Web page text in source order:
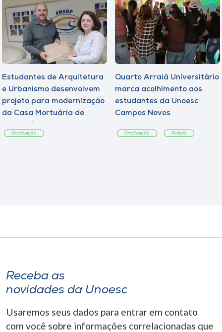
Estudantes de Arquitetura
e Urbanismo desenvolvem
projeto para modernização
da Casa Mortuária de
Graduação
Quarto Arraiá Universitário
marca acolhimento aos
estudantes da Unoesc
Campos Novos
Graduação Notícia
Receba as
novidades da Unoesc
Usaremos seus dados para entrar em contato
com você sobre informações correlacionadas que